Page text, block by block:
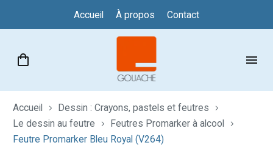
Accueil À propos Contact
Accueil
Dessin : Crayons, pastels et feutres
Le dessin au feutre
Feutres Promarker à alcool
Feutre Promarker Bleu Royal (V264)